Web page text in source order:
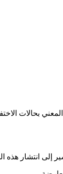
المعني بحالات
إلى انتشار هذه